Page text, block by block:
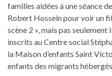
familles aidées à une séance
Robert Hossein pour voir un
scène 2 », mais pas
inscrits au Centre social
la Maison d’enfants Saint
enfants des migrants